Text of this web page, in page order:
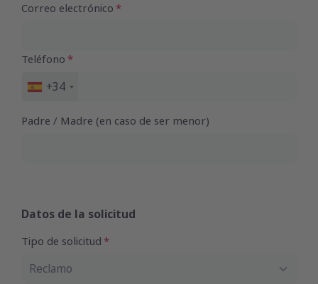
Correo electrónico
Teléfono
España
+34
Padre / Madre (en caso de ser menor)
Datos de la solicitud
Tipo de solicitud
Reclamo